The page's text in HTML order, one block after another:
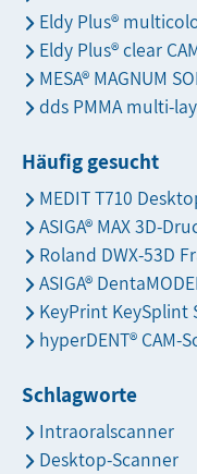
Eldy Plus®
Eldy Plus® clear
MESA® MAGNUM
dds PMMA multi-
Häufig gesucht
MEDIT T710
ASIGA® MAX 3D-
Roland DWX-53D
ASIGA®
KeyPrint KeySplint
hyperDENT® CAM-
Schlagworte
Intraoralscanner
Desktop-Scanner